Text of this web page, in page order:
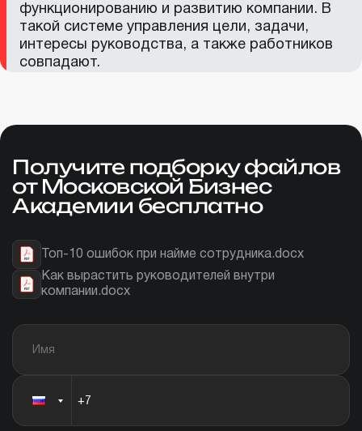
функционированию и развитию компании. В
такой системе управления цели, задачи,
интересы руководства, а также работников
совпадают.
Получите подборку файлов
от Московской Бизнес
Академии бесплатно
Топ-10 ошибок при найме сотрудника.docx
Как вырастить руководителей внутри
компании.docx